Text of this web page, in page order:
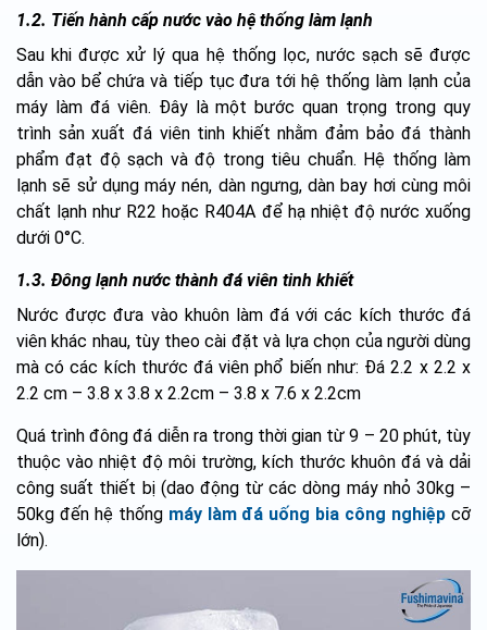
1.2. Tiến hành cấp nước vào hệ thống làm lạnh
Sau khi được xử lý qua hệ thống lọc, nước sạch sẽ được
dẫn vào bể chứa và tiếp tục đưa tới hệ thống làm lạnh của
máy làm đá viên. Đây là một bước quan trọng trong quy
trình sản xuất đá viên tinh khiết nhằm đảm bảo đá thành
phẩm đạt độ sạch và độ trong tiêu chuẩn. Hệ thống làm
lạnh sẽ sử dụng máy nén, dàn ngưng, dàn bay hơi cùng môi
chất lạnh như R22 hoặc R404A để hạ nhiệt độ nước xuống
dưới 0°C.
1.3. Đông lạnh nước thành đá viên tinh khiết
Nước được đưa vào khuôn làm đá với các kích thước đá
viên khác nhau, tùy theo cài đặt và lựa chọn của người dùng
mà có các kích thước đá viên phổ biến như: Đá 2.2 x 2.2 x
2.2 cm – 3.8 x 3.8 x 2.2cm – 3.8 x 7.6 x 2.2cm
Quá trình đông đá diễn ra trong thời gian từ 9 – 20 phút, tùy
thuộc vào nhiệt độ môi trường, kích thước khuôn đá và dải
công suất thiết bị (dao động từ các dòng máy nhỏ 30kg –
50kg đến hệ thống máy làm đá uống bia công nghiệp cỡ
lớn).